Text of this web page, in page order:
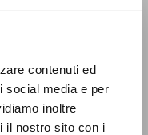
contenuti ed
social media e per
inoltre
il nostro sito con i